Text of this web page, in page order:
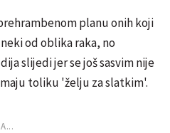
planu onih koji
od oblika raka, no
slijedi jer se još sasvim nije
toliku 'želju za slatkim'.